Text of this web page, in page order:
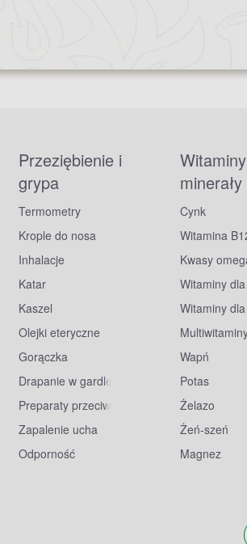
Przeziębienie i
grypa
Termometry
Krople do nosa
Inhalacje
Katar
Kaszel
Olejki eteryczne
Gorączka
Drapanie w gardle
Preparaty przeciwwirusowe
Zapalenie ucha
Odporność
minerały
Cynk
Witamina
Kwasy
Witaminy dla
Witaminy dla
Wapń
Potas
Żelazo
Żeń-szeń
Magnez